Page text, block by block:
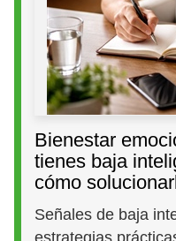
Bienestar
tienes baja
cómo
Señales de baja
estrategias